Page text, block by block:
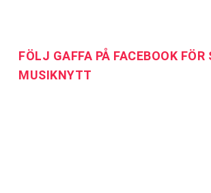
FÖLJ GAFFA PÅ FACEBOOK FÖR
MUSIKNYTT